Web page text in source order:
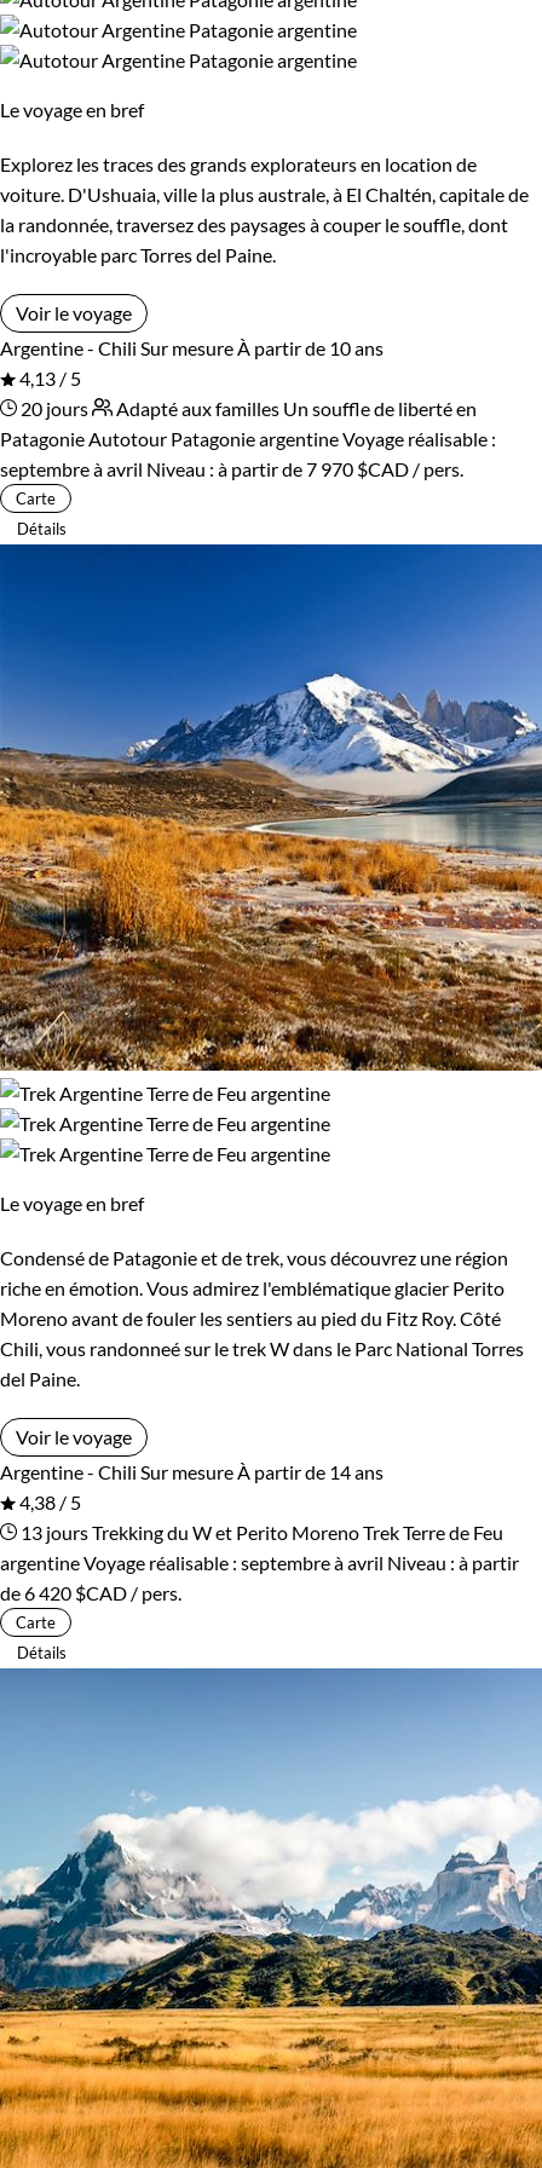
Plongez dans l'immensité de la Patagonie, un voyage
d'aventure où l'histoire, la culture et la nature se marient
Haut de gamme
Environnement
Forêts, collines, rivières et lacs
Montagne
Patrimoine et Nature
Le voyage en bref
Explorez les traces des grands explorateurs en location de
voiture. D'Ushuaia, ville la plus australe, à El Chaltén, capitale de
la randonnée, traversez des paysages à couper le souffle, dont
l'incroyable parc Torres del Paine.
Voir le voyage
Argentine - Chili Sur mesure À partir de 10 ans
4,13 / 5
20 jours
Adapté aux familles Un souffle de liberté en
Patagonie Autotour Patagonie argentineVoyage réalisable :
septembre à avril Niveau : à partir de7 970 $CAD / pers.
Carte
Détails
Le voyage en bref
Condensé de Patagonie et de trek, vous découvrez une région
riche en émotion. Vous admirez l'emblématique glacier Perito
Moreno avant de fouler les sentiers au pied du Fitz Roy. Côté
Chili, vous randonneé sur le trek W dans le Parc National Torres
del Paine.
Voir le voyage
Argentine - Chili Sur mesure À partir de 14 ans
4,38 / 5
13 joursTrekking du W et Perito MorenoTrek Terre de Feu
argentineVoyage réalisable : septembre à avril Niveau : à partir
de6 420 $CAD / pers.
Carte
Détails